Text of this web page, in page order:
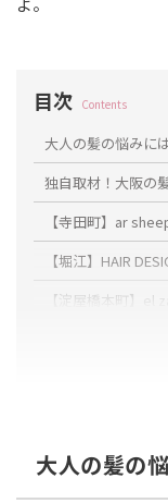
目次 Contents
大人の髪の悩みに
独自取材！大阪の
【寺田町】ar
【堀江】HAIR
【淀屋橋本町】el
【本町駅】pour
【生野区】KUPU-
大人の髪の